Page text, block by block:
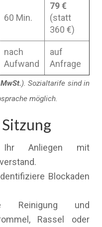
60 Min.
79 €
(statt
360 €)
nach
Aufwand
auf
Anfrage
). Sozialtarife sind in
möglich.
Anliegen mit
Blockaden
Reinigung und
Rassel oder